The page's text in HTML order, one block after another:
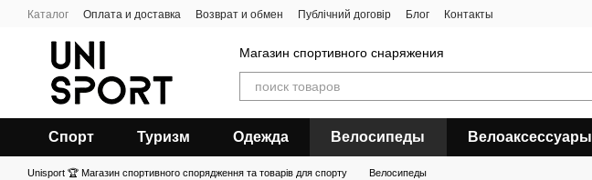
Перейти к основному контенту
Каталог Оплата и доставка Возврат и обмен Публічний договір Блог Контакты
Магазин спортивного снаряжения
Спорт Туризм Одежда Велосипеды Велоаксессуары
Unisport 🏆 Магазин спортивного спорядження та товарів для спорту Велосипеды